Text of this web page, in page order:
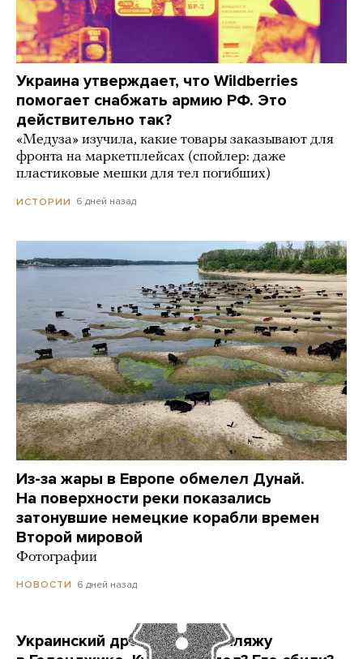
Украина утверждает, что Wildberries
помогает снабжать армию РФ. Это
действительно так?
«Медуза» изучила, какие товары заказывают для
фронта на маркетплейсах (спойлер: даже
пластиковые мешки для тел погибших)
ИСТОРИИ 6 дней назад
Из-за жары в Европе обмелел Дунай.
На поверхности реки показались
затонувшие немецкие корабли времен
Второй мировой
Фотографии
НОВОСТИ 6 дней назад
Украинский дрон попал по пляжу